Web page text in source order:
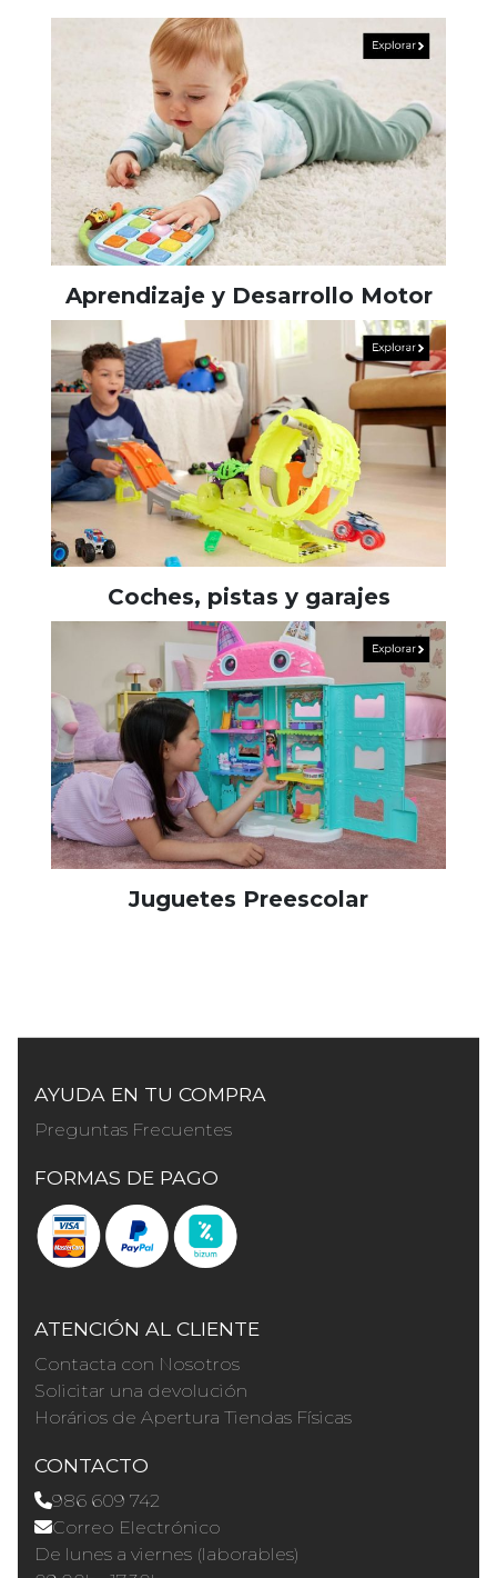
Aprendizaje y Desarrollo Motor
Coches, pistas y garajes
Juguetes Preescolar
AYUDA EN TU COMPRA
Preguntas Frecuentes
FORMAS DE PAGO
ATENCIÓN AL CLIENTE
Contacta con Nosotros
Solicitar una devolución
Horários de Apertura Tiendas Físicas
CONTACTO
986 609 742
Correo Electrónico
De lunes a viernes (laborables)